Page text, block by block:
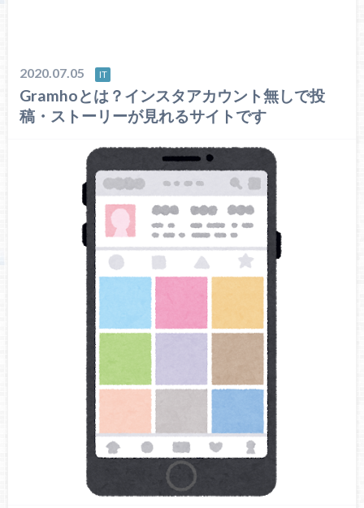
2020.07.05 IT
Gramhoとは？インスタアカウント無しで投
稿・ストーリーが見れるサイトです